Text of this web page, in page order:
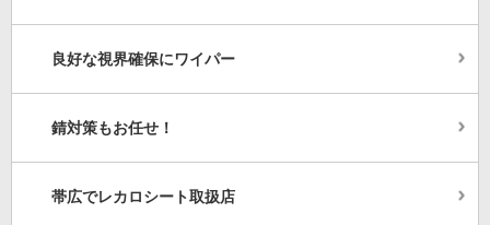
良好な視界確保にワイパー
錆対策もお任せ！
帯広でレカロシート取扱店